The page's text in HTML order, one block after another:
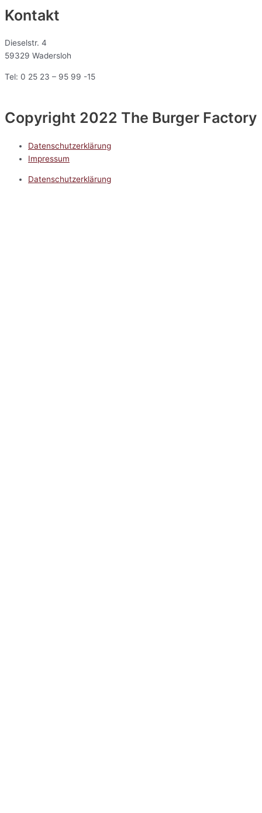
Kontakt
Dieselstr. 4
59329 Wadersloh
Tel: 0 25 23 – 95 99 -15
Copyright 2022 The Burger Factory
Datenschutzerklärung
Impressum
Datenschutzerklärung